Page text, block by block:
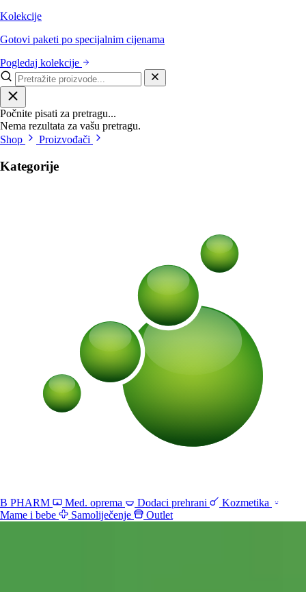
Kolekcije
Gotovi paketi po specijalnim cijenama
Pogledaj kolekcije
Počnite pisati za pretragu...
Nema rezultata za vašu pretragu.
Shop
Proizvođači
Kategorije
B PHARM Med. oprema Dodaci prehrani
Kozmetika
Mame i bebe
Samoliječenje Outlet